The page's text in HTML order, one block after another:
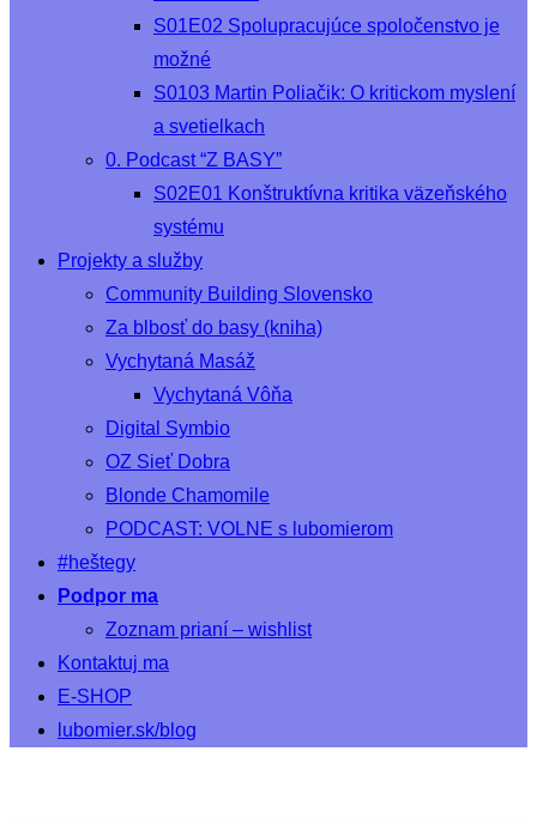
S01E02 Spolupracujúce spoločenstvo je
možné
S0103 Martin Poliačik: O kritickom myslení
a svetielkach
0. Podcast “Z BASY”
S02E01 Konštruktívna kritika väzeňského
systému
Projekty a služby
Community Building Slovensko
Za blbosť do basy (kniha)
Vychytaná Masáž
Vychytaná Vôňa
Digital Symbio
OZ Sieť Dobra
Blonde Chamomile
PODCAST: VOLNE s lubomierom
#heštegy
Podpor ma
Zoznam prianí – wishlist
Kontaktuj ma
E-SHOP
lubomier.sk/blog